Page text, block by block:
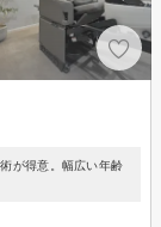
が得意。幅広い年齢